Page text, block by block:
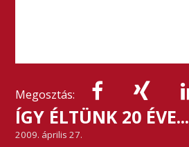
Megosztás:
ÍGY ÉLTÜNK 20 ÉVE...
2009. április 27.